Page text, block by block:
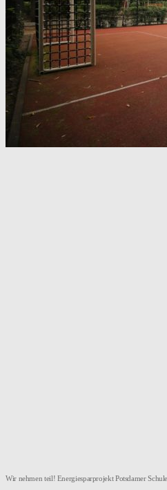
Wir nehmen teil! Energiesparprojekt Potsdamer